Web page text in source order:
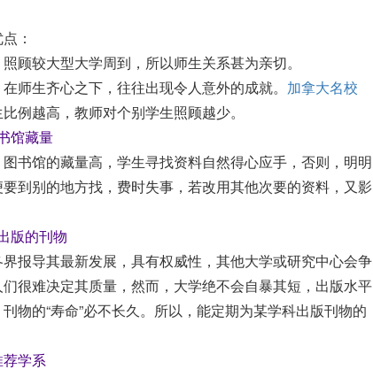
：
顾较大型大学周到，所以师生关系甚为亲切。
师生齐心之下，往往出现令人意外的成就。 加拿大名校
例越高，教师对个别学生照顾越少。
馆藏量
书馆的藏量高，学生寻找资料自然得心应手，否则，明明
到别的地方找，费时失事，若改用其他次要的资料，又影
版的刊物
报导其最新发展，具有权威性，其他大学或研究中心会争
很难决定其质量，然而，大学绝不会自暴其短，出版水平
物的“寿命”必不长久。所以，能定期为某学科出版刊物的
荐学系